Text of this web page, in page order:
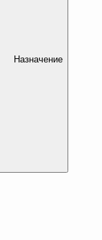
Назначение